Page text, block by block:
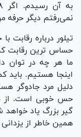
نمی‌رفتم دیگر حرفه
تیلور درباره
حساس ترین رقابت
ما هر چه در توان
اینجا هستیم.
دلیل مرد جادوگر
حس خوبی است. از
گیر بزرگ یاد
همین خاطر از